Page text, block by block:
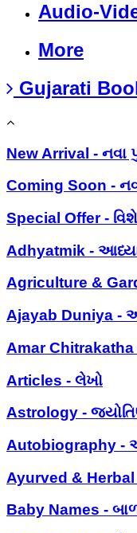
Audio-
More
Gujarati
New Arrival - નવા
Coming Soon -
Special Offer -
Adhyatmik -
Agriculture &
Ajayab Duniya -
Amar
Articles - લેખો
Astrology -
Autobiography -
Ayurved &
Baby Names -